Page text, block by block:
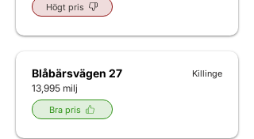
Högt pris
Blåbärsvägen 27
13,995 milj
Bra pris
Killinge